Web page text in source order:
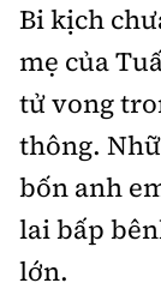
chấp thuận
Thông tin tòa
Bi kịch
mẹ của
tử vong
thông.
bốn anh
lai bấp
lớn.